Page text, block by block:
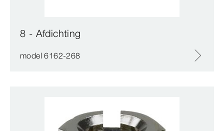
8 - Afdichting
model 6162-268